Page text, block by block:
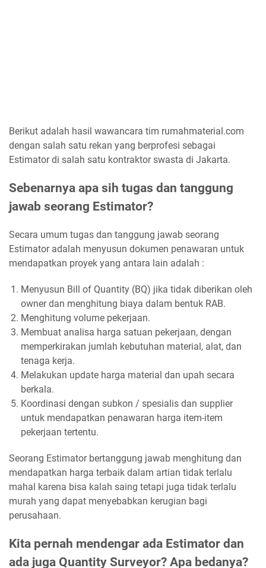
Berikut adalah hasil wawancara tim rumahmaterial.com
dengan salah satu rekan yang berprofesi sebagai
Estimator di salah satu kontraktor swasta di Jakarta.
Sebenarnya apa sih tugas dan tanggung
jawab seorang Estimator?
Secara umum tugas dan tanggung jawab seorang
Estimator adalah menyusun dokumen penawaran untuk
mendapatkan proyek yang antara lain adalah :
Menyusun Bill of Quantity (BQ) jika tidak diberikan oleh
owner dan menghitung biaya dalam bentuk RAB.
Menghitung volume pekerjaan.
Membuat analisa harga satuan pekerjaan, dengan
memperkirakan jumlah kebutuhan material, alat, dan
tenaga kerja.
Melakukan update harga material dan upah secara
berkala.
Koordinasi dengan subkon / spesialis dan supplier
untuk mendapatkan penawaran harga item-item
pekerjaan tertentu.
Seorang Estimator bertanggung jawab menghitung dan
mendapatkan harga terbaik dalam artian tidak terlalu
mahal karena bisa kalah saing tetapi juga tidak terlalu
murah yang dapat menyebabkan kerugian bagi
perusahaan.
Kita pernah mendengar ada Estimator dan
ada juga Quantity Surveyor? Apa bedanya?